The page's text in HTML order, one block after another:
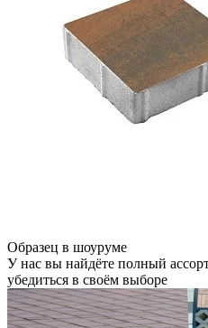
Образец в шоуруме
У нас вы найдёте полный
убедиться в своём выборе